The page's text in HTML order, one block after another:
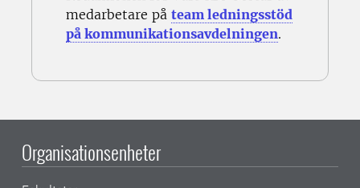
medarbetare på team ledningsstöd
på kommunikationsavdelningen.
Organisationsenheter